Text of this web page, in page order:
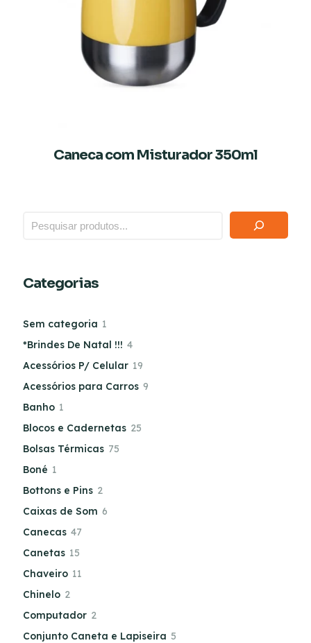
Caneca com Misturador 350ml
Categorias
Sem categoria 1
*Brindes De Natal !!! 4
Acessórios P/ Celular 19
Acessórios para Carros 9
Banho 1
Blocos e Cadernetas 25
Bolsas Térmicas 75
Boné 1
Bottons e Pins 2
Caixas de Som 6
Canecas 47
Canetas 15
Chaveiro 11
Chinelo 2
Computador 2
Conjunto Caneta e Lapiseira 5